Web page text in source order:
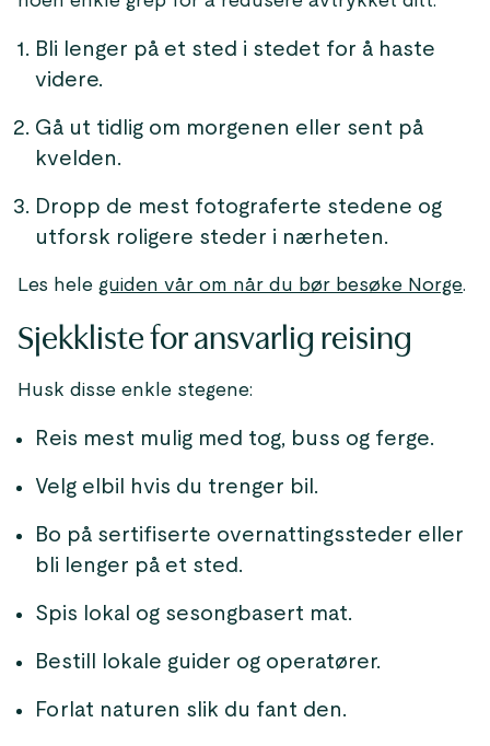
Bli lenger på et sted i stedet for å haste
videre.
Gå ut tidlig om morgenen eller sent på
kvelden.
Dropp de mest fotograferte stedene og
utforsk roligere steder i nærheten.
Les hele guiden vår om når du bør besøke Norge.
Sjekkliste for ansvarlig reising
Husk disse enkle stegene:
Reis mest mulig med tog, buss og ferge.
Velg elbil hvis du trenger bil.
Bo på sertifiserte overnattingssteder eller
bli lenger på et sted.
Spis lokal og sesongbasert mat.
Bestill lokale guider og operatører.
Forlat naturen slik du fant den.